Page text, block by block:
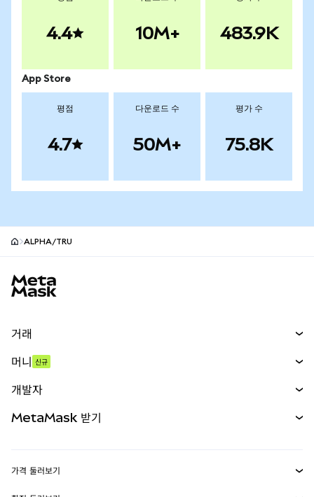
4.4 10M+ 483.9K
App Store
평점
4.7
다운로드 수
50M+
평가 수
75.8K
ALPHA/TRU
거래
무기한 선물
실물자산
머니 신규
개발자
MetaMask 받기
가격 둘러보기